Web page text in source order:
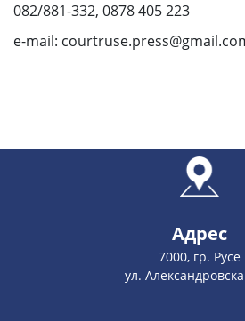
082/881-332, 0878 405 223
e-mail:
Адрес
7000, гр. Русе
ул.